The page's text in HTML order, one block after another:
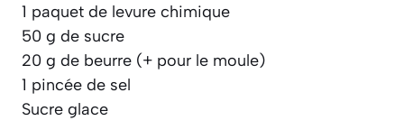
1 paquet de levure chimique
50 g de sucre
20 g de beurre (+ pour le moule)
1 pincée de sel
Sucre glace